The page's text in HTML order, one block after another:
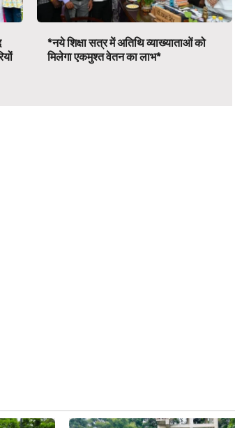
*नये शिक्षा सत्र में अतिथि व्याख्याताओं को
मिलेगा एकमुश्त वेतन का लाभ*